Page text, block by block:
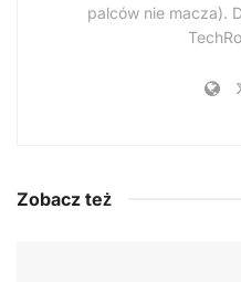
palców nie macza).
Zobacz też